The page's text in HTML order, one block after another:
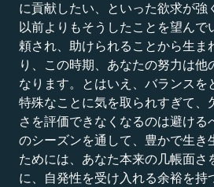
に貢献したい、といった欲求が強
以前よりもそうしたことを望んで
頼され、助けられることから生ま
り、この時期、あなたの努力は他
なります。とはいえ、バランスを
特殊なことに気を取られすぎて、
さを評価できなくなるのは避ける
のシーズンを通して、豊かで生き
ためには、あなた本来の几帳面さ
に、自発性を受け入れる余裕を持